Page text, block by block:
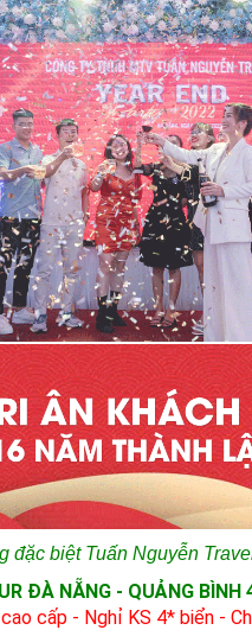
đặc biệt Tuấn Nguyễn
ĐÀ NẴNG - QUẢNG
cấp - Nghỉ KS 4* biển -